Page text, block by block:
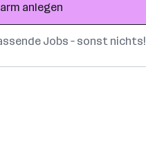
anlegen
Jobs – sonst nichts!